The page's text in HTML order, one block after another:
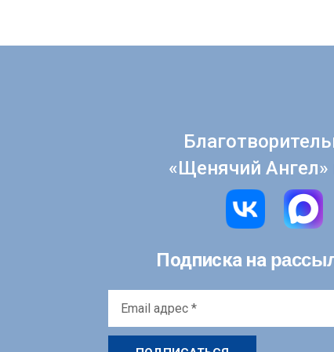
«Щенячий Ангел»
Подписка на
адрес
*